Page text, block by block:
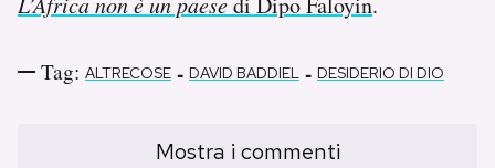
Tag: ALTRECOSE - DAVID BADDIEL - DESIDERIO DI DIO
Mostra i commenti